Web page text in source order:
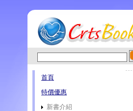
首頁
特價優惠
新書介紹